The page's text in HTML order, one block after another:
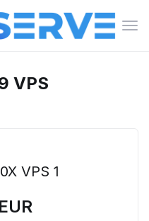
VPS
VPS 1